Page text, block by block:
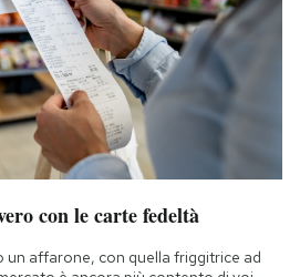
con le carte fedeltà
un affarone, con quella friggitrice ad